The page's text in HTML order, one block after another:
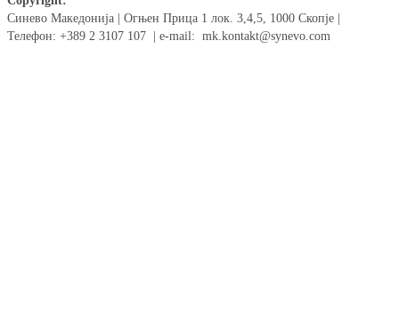
Синево Македонија | Огњен Прица 1 лок. 3,4,5, 1000 Скопје |
Телефон: +389 2 3107 107 | e-mail: mk.kontakt@synevo.com